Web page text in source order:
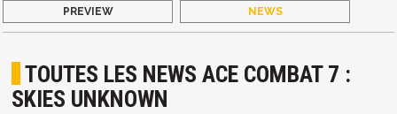
PREVIEW NEWS
TOUTES LES NEWS ACE COMBAT 7 :
SKIES UNKNOWN